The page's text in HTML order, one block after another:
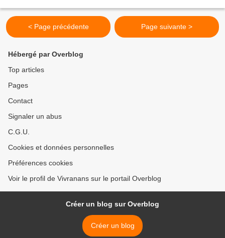
< Page précédente Page suivante >
Hébergé par Overblog
Top articles
Pages
Contact
Signaler un abus
C.G.U.
Cookies et données personnelles
Préférences cookies
Voir le profil de Vivranans sur le portail Overblog
Créer un blog sur Overblog
Créer un blog